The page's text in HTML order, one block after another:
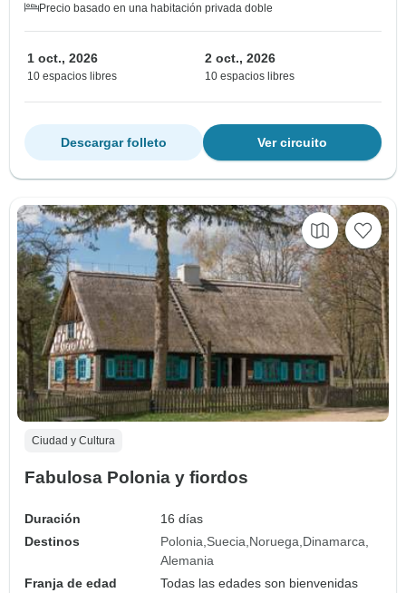
Precio basado en una habitación privada doble
1 oct., 2026
10 espacios libres
2 oct., 2026
10 espacios libres
Ver circuito
Descargar folleto
Ciudad y Cultura
Fabulosa Polonia y fiordos
Duración
16 días
Destinos
Polonia Suecia Noruega Dinamarca
Alemania
Franja de edad
Todas las edades son bienvenidas